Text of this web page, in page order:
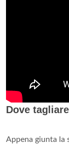
Dove
Appena giunta la